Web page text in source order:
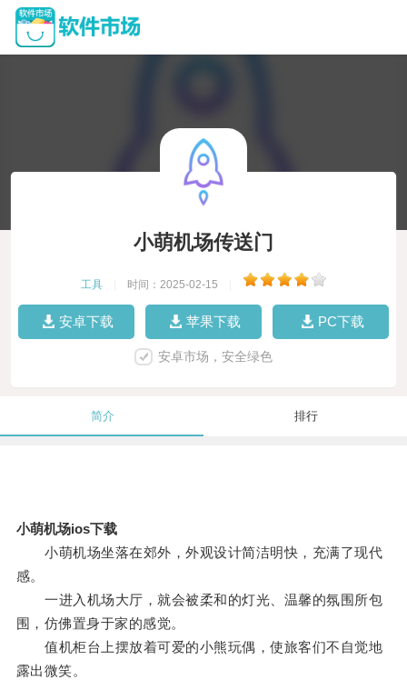
小萌机场传送门
工具 时间：2025-02-15
安卓下载 苹果下载 PC下载
安卓市场，安全绿色
简介 排行
小萌机场ios下载
小萌机场坐落在郊外，外观设计简洁明快，充满了现代
感。
一进入机场大厅，就会被柔和的灯光、温馨的氛围所包
围，仿佛置身于家的感觉。
值机柜台上摆放着可爱的小熊玩偶，使旅客们不自觉地
露出微笑。